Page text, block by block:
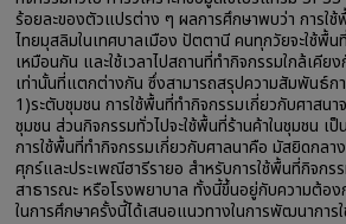
ร้อยละของตัวแปรต่าง ๆ ผลการศึกษาพบว่า การใ
ไทยมุสลิมในเทศบาลเมือง ปัตตานี คนทุกวัยจะใช้พื้
เหมือนกัน และใช้เวลาไปสถานที่ทำกิจกรรมใกล้เคี
เท่านั้นที่แตกต่างกัน ซึ่งสามารถสรุปความสัมพันธ์ก
1)ระตับชุมชน การใช้พื้นที่ทำกิจกรรมเกี่ยวกับศาสนา
ชุมชน ส่วนกิจกรรมทั่วไปจะใช้พื้นที่ร้านค้าในชุมชน เ
การใช้พื้นที่ทำกิจกรรมเกี่ยวกับศาลนาคือ มัสยิดกลา
ศุกร์และประเพณีฮารีรายอ สำหรับการใช้พื้นที่กิจกร
สาธารณะ หรือโรงพยาบาล ทั้งนี้ขึ้นอยู่กับความต้อ
ในการศึกษาครั้งนี้ได้เสนอแนวทางในการพัฒนากา